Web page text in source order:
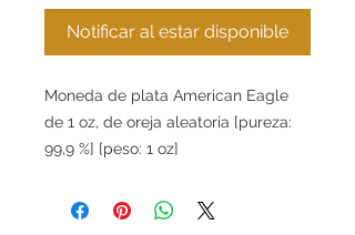
Notificar al estar disponible
Moneda de plata American Eagle
de 1 oz, de oreja aleatoria [pureza:
99,9 %] [peso: 1 oz]